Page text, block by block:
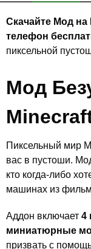
Скачайте Мод
телефон
пиксельной
Мод
Пиксельный мир
вас в пустоши.
кто когда-либо
машинах из
Аддон включает4
миниатюрные
призвать с